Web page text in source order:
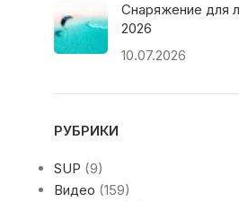
Снаряжение для
2026
10.07.2026
РУБРИКИ
SUP (9)
Видео (159)